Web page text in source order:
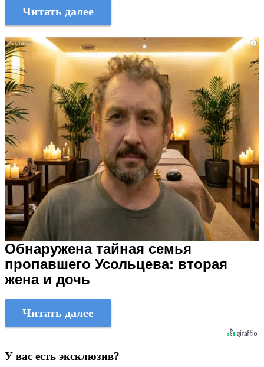
Читать далее
i
Обнаружена тайная семья
пропавшего Усольцева: вторая
жена и дочь
Читать далее
У вас есть эксклюзив?